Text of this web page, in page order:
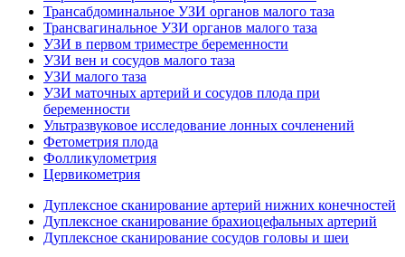
Трансабдоминальное УЗИ органов малого таза
Трансвагинальное УЗИ органов малого таза
УЗИ в первом триместре беременности
УЗИ вен и сосудов малого таза
УЗИ малого таза
УЗИ маточных артерий и сосудов плода при
беременности
Ультразвуковое исследование лонных сочленений
Фетометрия плода
Фолликулометрия
Цервикометрия
Дуплексное сканирование артерий нижних конечностей
Дуплексное сканирование брахиоцефальных артерий
Дуплексное сканирование сосудов головы и шеи